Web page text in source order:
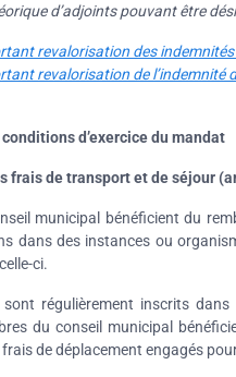
d’adjoints pouvant être
revalorisation des
revalorisation de
d’exercice du mandat
frais de transport et de séjour
municipal bénéficient du
dans des instances ou
ci.
sont régulièrement inscrits
du conseil municipal
de déplacement engagés